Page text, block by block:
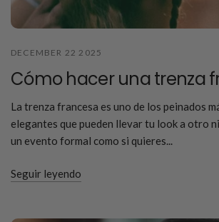
DECEMBER 22 2025
Cómo hacer una trenza
La trenza francesa es uno de los peinados
elegantes que pueden llevar tu look a otro
un evento formal como si quieres...
Seguir leyendo